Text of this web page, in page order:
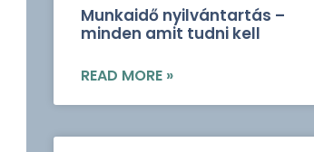
Munkaidő nyilvántartás –
minden amit tudni kell
READ MORE »